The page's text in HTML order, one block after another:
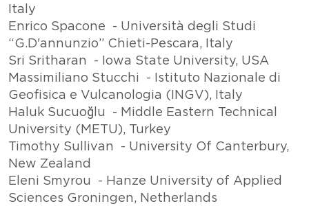
Italy
Enrico Spacone - Università degli Studi
“G.D'annunzio” Chieti-Pescara, Italy
Sri Sritharan - Iowa State University, USA
Massimiliano Stucchi - Istituto Nazionale di
Geofisica e Vulcanologia (INGV), Italy
Haluk Sucuoğlu - Middle Eastern Technical
University (METU), Turkey
Timothy Sullivan - University Of Canterbury,
New Zealand
Eleni Smyrou - Hanze University of Applied
Sciences Groningen, Netherlands